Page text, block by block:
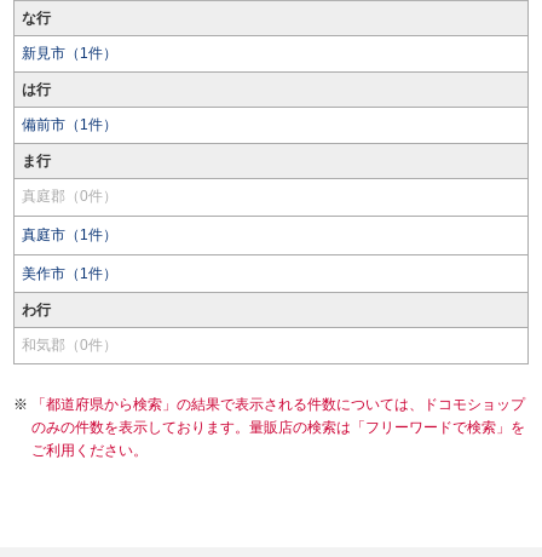
な行
新見市（1件）
は行
備前市（1件）
ま行
真庭郡（0件）
真庭市（1件）
美作市（1件）
わ行
和気郡（0件）
「都道府県から検索」の結果で表示される件数については、ドコモショップ
のみの件数を表示しております。量販店の検索は「フリーワードで検索」を
ご利用ください。